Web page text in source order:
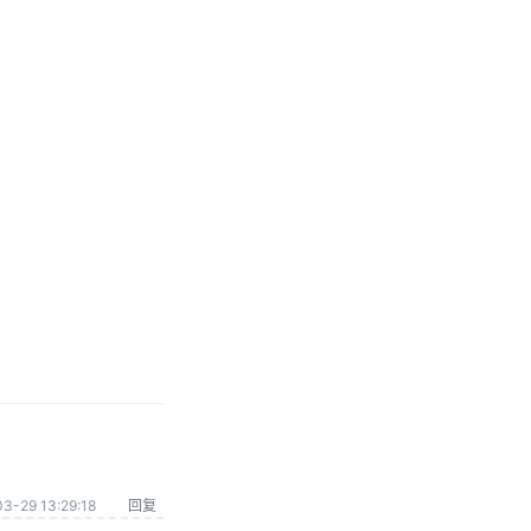
29 13:29:18 回复